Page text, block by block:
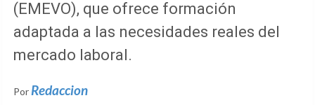
(EMEVO), que ofrece formación
adaptada a las necesidades reales del
mercado laboral.
Por Redaccion